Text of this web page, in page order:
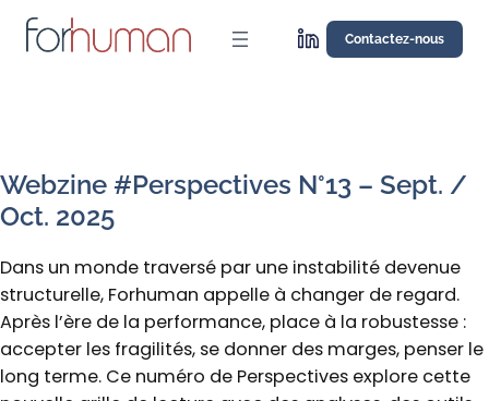
Aller
Contactez-nous
Webzine #Perspectives N°13 – Sept. /
Oct. 2025
Dans un monde traversé par une instabilité devenue
structurelle, Forhuman appelle à changer de regard.
Après l’ère de la performance, place à la robustesse :
accepter les fragilités, se donner des marges, penser le
long terme. Ce numéro de Perspectives explore cette